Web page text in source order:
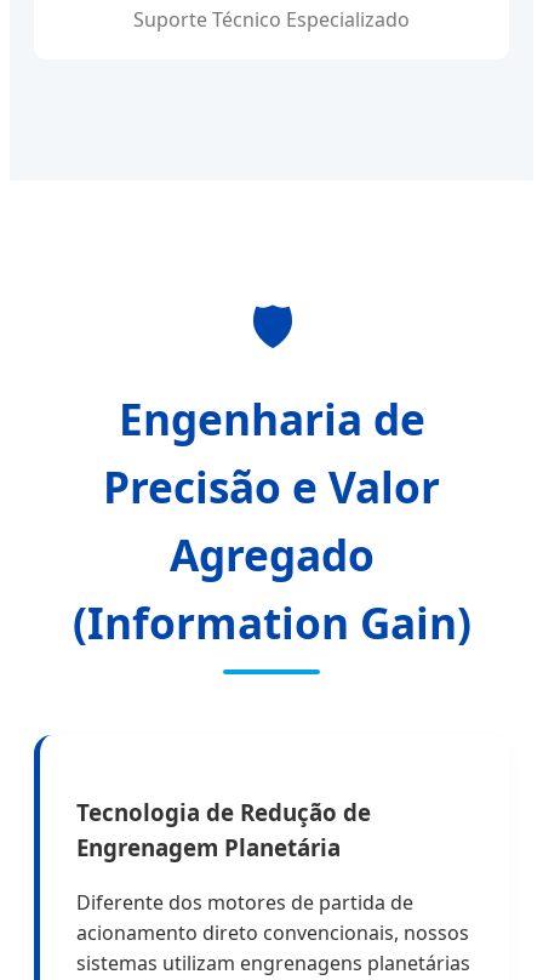
Suporte Técnico Especializado
🛡️
Engenharia de
Precisão e Valor
Agregado
(Information Gain)
Tecnologia de Redução de
Engrenagem Planetária
Diferente dos motores de partida de
acionamento direto convencionais, nossos
sistemas utilizam engrenagens planetárias